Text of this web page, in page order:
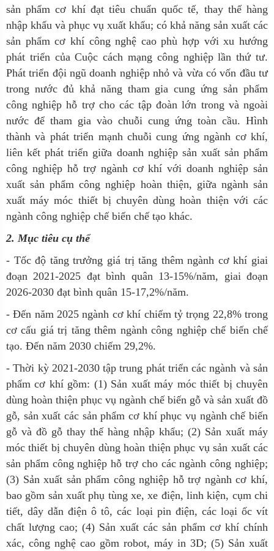
sản phẩm cơ khí đạt tiêu chuẩn quốc tế, thay thế hàng
nhập khẩu và phục vụ xuất khẩu; có khả năng sản xuất các
sản phẩm cơ khí công nghệ cao phù hợp với xu hướng
phát triển của Cuộc cách mạng công nghiệp lần thứ tư.
Phát triển đội ngũ doanh nghiệp nhỏ và vừa có vốn đầu tư
trong nước đủ khả năng tham gia cung ứng sản phẩm
công nghiệp hỗ trợ cho các tập đoàn lớn trong và ngoài
nước để tham gia vào chuỗi cung ứng toàn cầu. Hình
thành và phát triển mạnh chuỗi cung ứng ngành cơ khí,
liên kết phát triển giữa doanh nghiệp sản xuất sản phẩm
công nghiệp hỗ trợ ngành cơ khí với doanh nghiệp sản
xuất sản phẩm công nghiệp hoàn thiện, giữa ngành sản
xuất máy móc thiết bị chuyên dùng hoàn thiện với các
ngành công nghiệp chế biến chế tạo khác.
2. Mục tiêu cụ thể
- Tốc độ tăng trưởng giá trị tăng thêm ngành cơ khí giai
đoạn 2021-2025 đạt bình quân 13-15%/năm, giai đoạn
2026-2030 đạt bình quân 15-17,2%/năm.
- Đến năm 2025 ngành cơ khí chiếm tỷ trọng 22,8% trong
cơ cấu giá trị tăng thêm ngành công nghiệp chế biến chế
tạo. Đến năm 2030 chiếm 29,2%.
- Thời kỳ 2021-2030 tập trung phát triển các ngành và sản
phẩm cơ khí gồm: (1) Sản xuất máy móc thiết bị chuyên
dùng hoàn thiện phục vụ ngành chế biến gỗ và sản xuất đồ
gỗ, sản xuất các sản phẩm cơ khí phục vụ ngành chế biến
gỗ và đồ gỗ thay thế hàng nhập khẩu; (2) Sản xuất máy
móc thiết bị chuyên dùng hoàn thiện phục vụ sản xuất các
sản phẩm công nghiệp hỗ trợ cho các ngành công nghiệp;
(3) Sản xuất sản phẩm công nghiệp hỗ trợ ngành cơ khí,
bao gồm sản xuất phụ tùng xe, xe điện, linh kiện, cụm chi
tiết, dây dẫn điện ô tô, các loại pin điện, các loại ốc vít
chất lượng cao; (4) Sản xuất các sản phẩm cơ khí chính
xác, công nghệ cao gồm robot, máy in 3D; (5) Sản xuất